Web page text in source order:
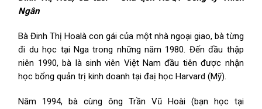
Ngân
Bà Đinh Thị Hoalà con gái của một nhà ngoại giao, bà từng
đi du học tại Nga trong những năm 1980. Đến đầu thập
niên 1990, bà là sinh viên Việt Nam đầu tiên được nhận
học bổng quản trị kinh doanh tại đaị học Harvard (Mỹ).
Năm 1994, bà cùng ông Trần Vũ Hoài (bạn học tại